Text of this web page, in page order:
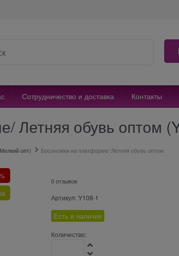
Сотрудничество и доставка Контакты
Летняя обувь оптом
опт) Босоножки на платформе/ Летняя обувь оптом
0 отзывов
Артикул: Y108-1
Есть в наличии
Количество: